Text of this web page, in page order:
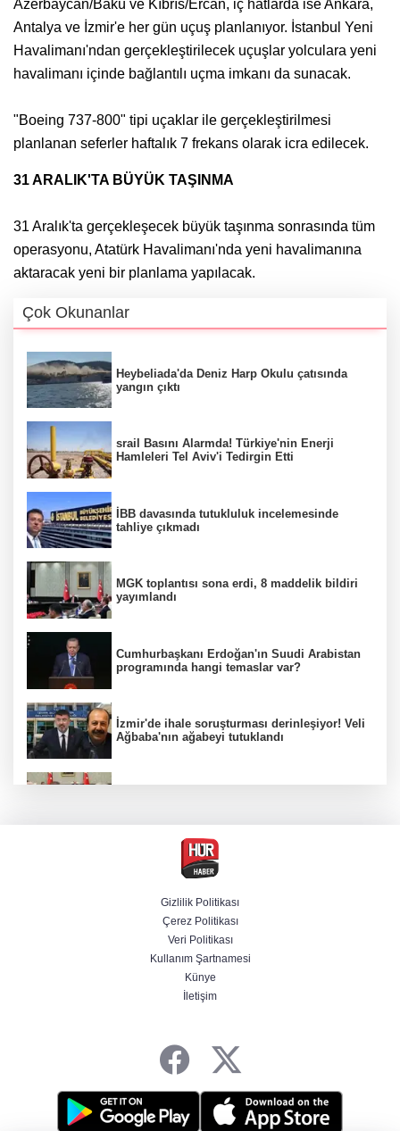
Azerbaycan/Bakü ve Kıbrıs/Ercan, iç hatlarda ise Ankara,
Antalya ve İzmir'e her gün uçuş planlanıyor. İstanbul Yeni
Havalimanı'ndan gerçekleştirilecek uçuşlar yolculara yeni
havalimanı içinde bağlantılı uçma imkanı da sunacak.
"Boeing 737-800" tipi uçaklar ile gerçekleştirilmesi
planlanan seferler haftalık 7 frekans olarak icra edilecek.
31 ARALIK'TA BÜYÜK TAŞINMA
31 Aralık'ta gerçekleşecek büyük taşınma sonrasında tüm
operasyonu, Atatürk Havalimanı'nda yeni havalimanına
aktaracak yeni bir planlama yapılacak.
Çok Okunanlar
Heybeliada'da Deniz Harp Okulu çatısında
yangın çıktı
srail Basını Alarmda! Türkiye'nin Enerji
Hamleleri Tel Aviv'i Tedirgin Etti
İBB davasında tutukluluk incelemesinde
tahliye çıkmadı
MGK toplantısı sona erdi, 8 maddelik bildiri
yayımlandı
Cumhurbaşkanı Erdoğan'ın Suudi Arabistan
programında hangi temaslar var?
İzmir'de ihale soruşturması derinleşiyor! Veli
Ağbaba'nın ağabeyi tutuklandı
Ünlülerden AHBAP'a 14 milyon TL'yi aşan
bağış! MASAK tek tek inceledi
İletişim Başkanlığından "Milli Dayanışma"
Bir böcek ilacı faciası daha! Çanakkale'den
Gizlilik Politikası
Çerez Politikası
Veri Politikası
Kullanım Şartnamesi
Künye
İletişim